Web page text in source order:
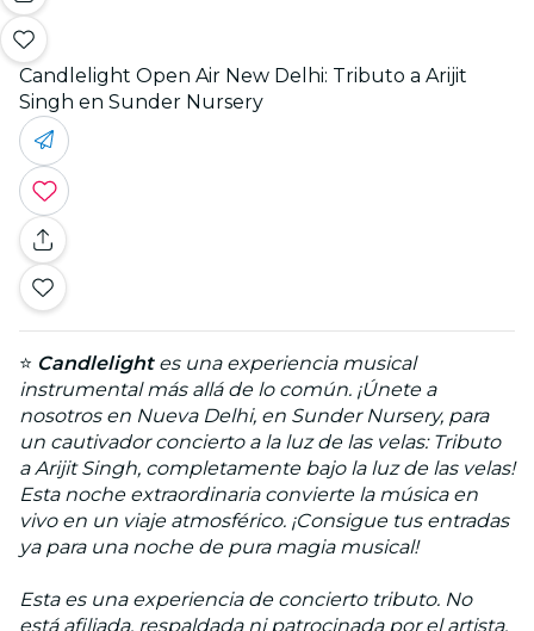
Candlelight Open Air New Delhi: Tributo a Arijit
Singh en Sunder Nursery
⭐ Candlelightes una experiencia musical
instrumental más allá de lo común. ¡Únete a
nosotros en Nueva Delhi, en Sunder Nursery, para
un cautivador concierto a la luz de las velas: Tributo
a Arijit Singh, completamente bajo la luz de las velas!
Esta noche extraordinaria convierte la música en
vivo en un viaje atmosférico. ¡Consigue tus entradas
ya para una noche de pura magia musical!
Esta es una experiencia de concierto tributo. No
está afiliada, respaldada ni patrocinada por el artista,